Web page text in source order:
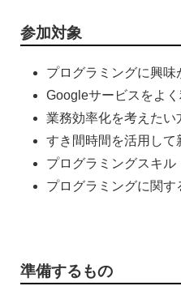
参加対象
プログラミングに興味
Googleサービスをよ
業務効率化を考えたい
すき間時間を活用し
プログラミングスキ
プログラミングに関
準備するもの